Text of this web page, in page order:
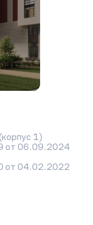
1)
от 06.09.2024
от 04.02.2022